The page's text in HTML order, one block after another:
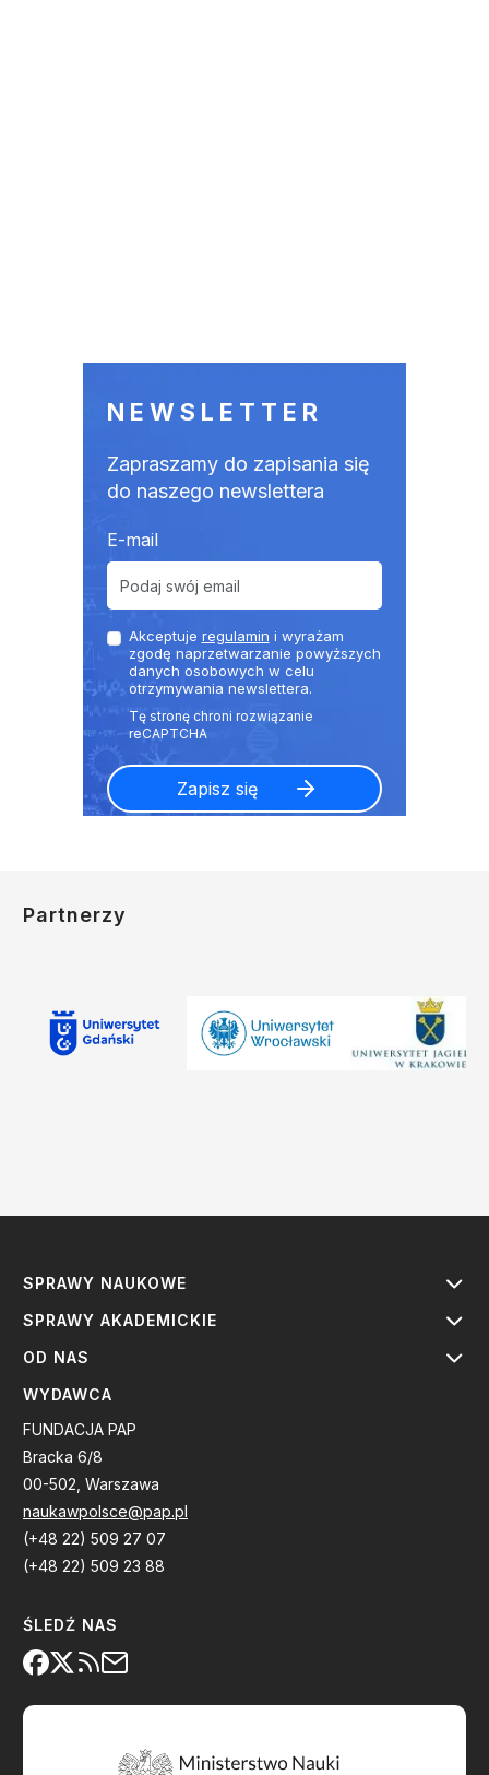
NEWSLETTER
Zapraszamy do zapisania się
do naszego newslettera
E-mail
Akceptuje regulamin i wyrażam
zgodę naprzetwarzanie powyższych
danych osobowych w celu
otrzymywania newslettera.
Partnerzy
SPRAWY NAUKOWE
SPRAWY AKADEMICKIE
OD NAS
WYDAWCA
FUNDACJA PAP
Bracka 6/8
00-502, Warszawa
naukawpolsce@pap.pl
(+48 22) 509 27 07
(+48 22) 509 23 88
ŚLEDŹ NAS